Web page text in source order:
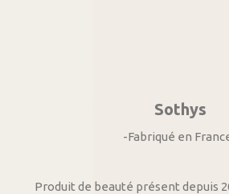
Sothys
-Fabriqué en
Produit de beauté présent depuis